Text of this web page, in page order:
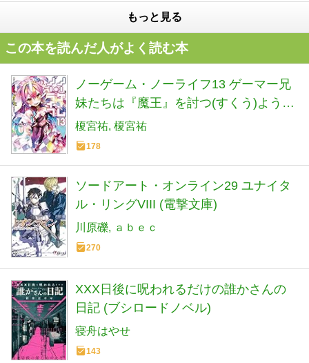
もっと見る
この本を読んだ人がよく読む本
ノーゲーム・ノーライフ13 ゲーマー兄
妹たちは『魔王』を討つ(すくう)ようで
す (MF文庫J)
榎宮祐 榎宮祐
178
ソードアート・オンライン29 ユナイタ
ル・リングVIII (電撃文庫)
川原礫 ａｂｅｃ
270
XXX日後に呪われるだけの誰かさんの
日記 (ブシロードノベル)
寝舟はやせ
143